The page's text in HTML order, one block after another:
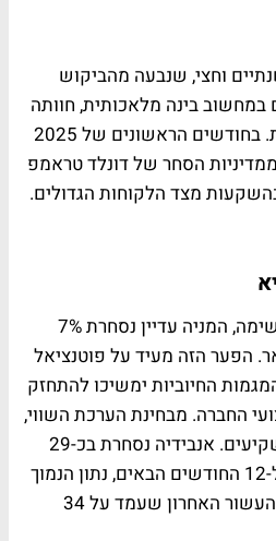
וחצי, שנבעה מהביקוש
בינה מלאכותית, חוותה
אנבידיה תקופה של ירידות. בחודשים הראשונים של 2025
הסחר של דונלד טראמפ
מצד הלקוחות הגדולים.
למרות ההתאוששות המרשימה, המניה עדיין נסחרת 7%
הפער הזה מעיד על פוטנציאל
החיוביות ימשיכו להתחזק
החברה. מבחינת הערכת השווי,
המצב נראה טוב עבור המשקיעים. אנבידיה נסחרת בכ-29
פעמים הרווחים הצפויים ל-12 החודשים הבאים, נתון הנמוך
באופן ניכר מהממוצע של העשור האחרון שעמד על 34